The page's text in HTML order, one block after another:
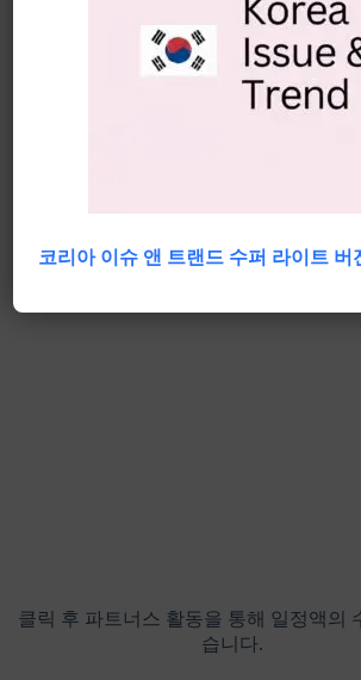
클릭 후 파트너스 활동을 통해 일정액의
습니다.
코리아 이슈 앤 트랜드 수퍼 라이트 버